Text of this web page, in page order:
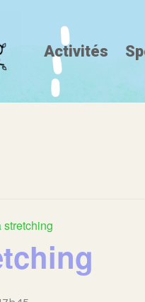
Activités
stretching